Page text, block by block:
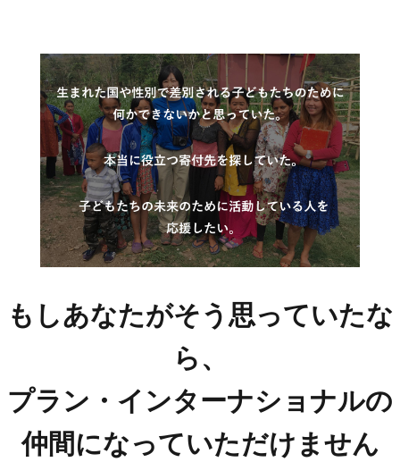
もしあなたがそう思っていたな
ら、
プラン・インターナショナルの
仲間になっていただけません